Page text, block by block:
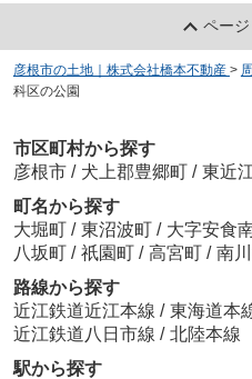
ペー
彦根市の土地｜株式会社橋本不動産 >
科区の公園
市区町村から探す
彦根市 / 犬上郡豊郷町 / 東近
町名から探す
大堀町 / 東沼波町 / 大字安食
八坂町 / 祇園町 / 高宮町 / 南
路線から探す
近江鉄道近江本線 / 東海道本
近江鉄道八日市線 / 北陸本線
駅から探す